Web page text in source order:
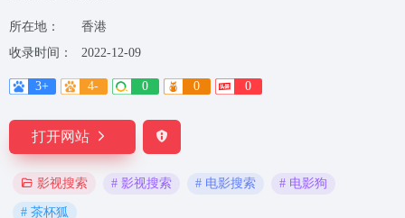
所在地：
香港
收录时间：
2022-12-09
3+ 4- 0 0 0
打开网站
影视搜索 # 影视搜索 # 电影搜索 # 电影狗
# 茶杯狐